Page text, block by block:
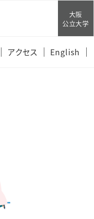
大阪
公立大学
アクセス English